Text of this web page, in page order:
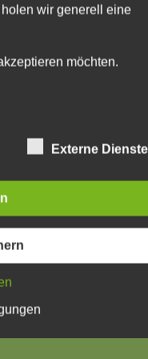
wir generell eine
möchten.
technisch notwendigen
Externe Dienste